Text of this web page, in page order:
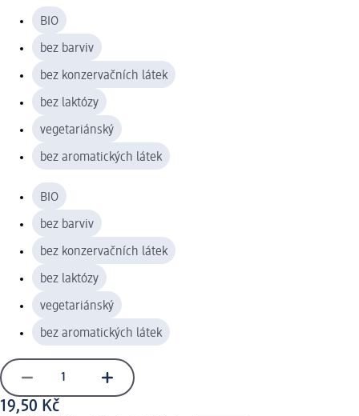
BIO
bez barviv
bez konzervačních látek
bez laktózy
vegetariánský
bez aromatických látek
BIO
bez barviv
bez konzervačních látek
bez laktózy
vegetariánský
bez aromatických látek
19,50 Kč